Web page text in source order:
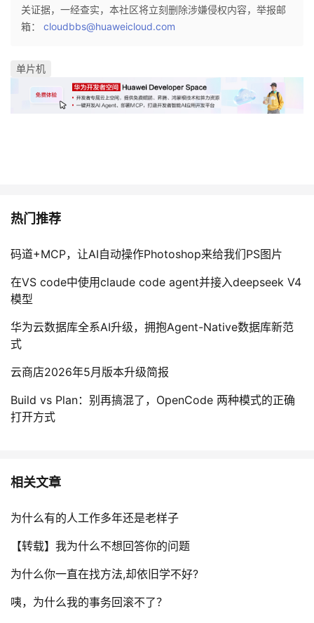
关证据，一经查实，本社区将立刻删除涉嫌侵权内容，举报邮
箱： cloudbbs@huaweicloud.com
单片机
热门推荐
码道+MCP，让AI自动操作Photoshop来给我们PS图片
在VS code中使用claude code agent并接入deepseek V4
模型
华为云数据库全系AI升级，拥抱Agent-Native数据库新范
式
云商店2026年5月版本升级简报
Build vs Plan：别再搞混了，OpenCode 两种模式的正确
打开方式
相关文章
为什么有的人工作多年还是老样子
【转载】我为什么不想回答你的问题
为什么你一直在找方法,却依旧学不好?
咦，为什么我的事务回滚不了？